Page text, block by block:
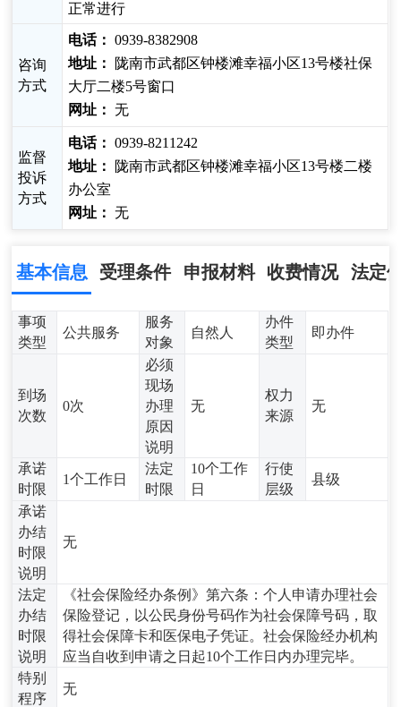
正常进行
咨询
方式
电话： 0939-8382908
地址：
陇南市武都区钟楼滩幸福小区13号楼社保
大厅二楼5号窗口
网址： 无
监督
投诉
方式
电话： 0939-8211242
地址：
陇南市武都区钟楼滩幸福小区13号楼二楼
办公室
网址： 无
基本信息 受理条件 申报材料 收费情况 法定
事项
类型
公共服务
服务
对象
自然人
办件
类型
即办件
到场
次数
0次
必须
现场
办理
原因
说明
无
权力
来源
无
承诺
时限
1个工作日
法定
时限
10个工作
日
行使
层级
县级
承诺
办结
时限
说明
无
法定
办结
时限
说明
《社会保险经办条例》第六条：个人申请办理社会
保险登记，以公民身份号码作为社会保障号码，取
得社会保障卡和医保电子凭证。社会保险经办机构
应当自收到申请之日起10个工作日内办理完毕。
特别
程序
无